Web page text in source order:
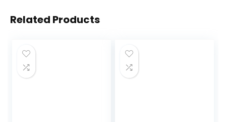
Related Products